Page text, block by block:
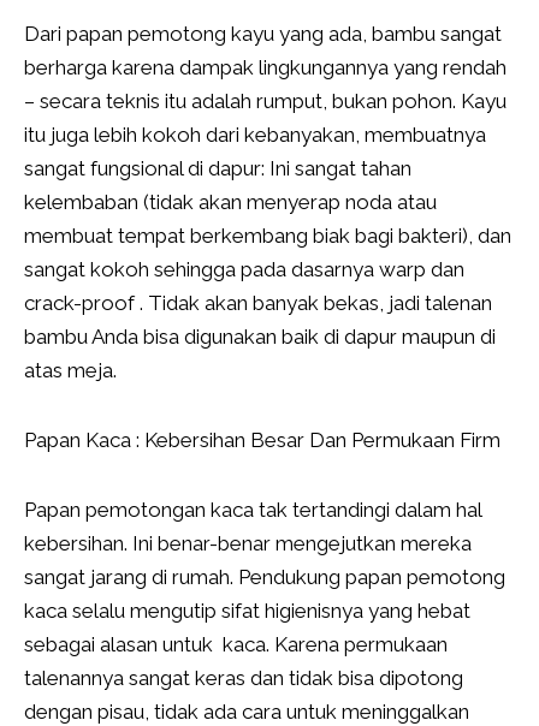
Dari papan pemotong kayu yang ada, bambu sangat
berharga karena dampak lingkungannya yang rendah
– secara teknis itu adalah rumput, bukan pohon. Kayu
itu juga lebih kokoh dari kebanyakan, membuatnya
sangat fungsional di dapur: Ini sangat tahan
kelembaban (tidak akan menyerap noda atau
membuat tempat berkembang biak bagi bakteri), dan
sangat kokoh sehingga pada dasarnya warp dan
crack-proof . Tidak akan banyak bekas, jadi talenan
bambu Anda bisa digunakan baik di dapur maupun di
atas meja.
Papan Kaca : Kebersihan Besar Dan Permukaan Firm
Papan pemotongan kaca tak tertandingi dalam hal
kebersihan. Ini benar-benar mengejutkan mereka
sangat jarang di rumah. Pendukung papan pemotong
kaca selalu mengutip sifat higienisnya yang hebat
sebagai alasan untuk kaca. Karena permukaan
talenannya sangat keras dan tidak bisa dipotong
dengan pisau, tidak ada cara untuk meninggalkan